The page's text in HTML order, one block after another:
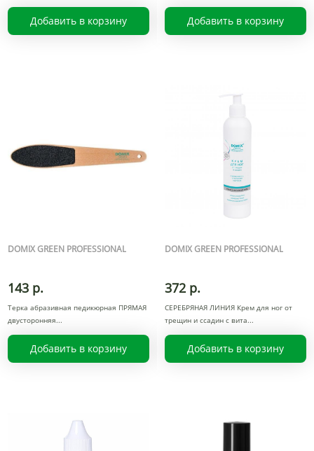
Добавить в корзину Добавить в корзину
DOMIX GREEN PROFESSIONAL
143 р.
Терка абразивная педикюрная ПРЯМАЯ
двусторонняя
Добавить в корзину
DOMIX GREEN PROFESSIONAL
372 р.
СЕРЕБРЯНАЯ ЛИНИЯ Крем для ног от
трещин и ссадин с вита
Добавить в корзину